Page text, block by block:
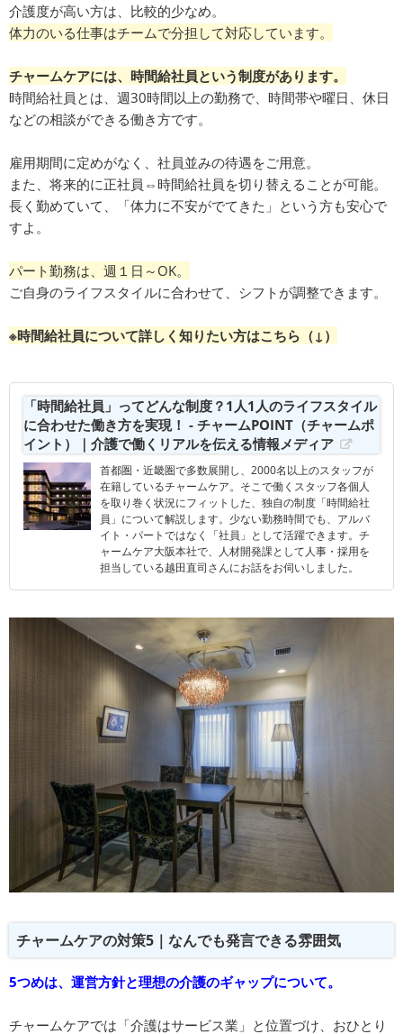
介護度が高い方は、比較的少なめ。
体力のいる仕事はチームで分担して対応しています。
チャームケアには、時間給社員という制度があります。
時間給社員とは、週30時間以上の勤務で、時間帯や曜日、休日
などの相談ができる働き方です。
雇用期間に定めがなく、社員並みの待遇をご用意。
また、将来的に正社員⇔時間給社員を切り替えることが可能。
長く勤めていて、「体力に不安がでてきた」という方も安心で
すよ。
パート勤務は、週１日～OK。
ご自身のライフスタイルに合わせて、シフトが調整できます。
※時間給社員について詳しく知りたい方はこちら（↓）
「時間給社員」ってどんな制度？1人1人のライフスタイル
に合わせた働き方を実現！ - チャームPOINT（チャームポ
イント）｜介護で働くリアルを伝える情報メディア
首都圏・近畿圏で多数展開し、2000名以上のスタッフが
在籍しているチャームケア。そこで働くスタッフ各個人
を取り巻く状況にフィットした、独自の制度「時間給社
員」について解説します。少ない勤務時間でも、アルバ
イト・パートではなく「社員」として活躍できます。チ
ャームケア大阪本社で、人材開発課として人事・採用を
担当している越田直司さんにお話をお伺いしました。
チャームケアの対策5｜なんでも発言できる雰囲気
5つめは、運営方針と理想の介護のギャップについて。
チャームケアでは「介護はサービス業」と位置づけ、おひとり